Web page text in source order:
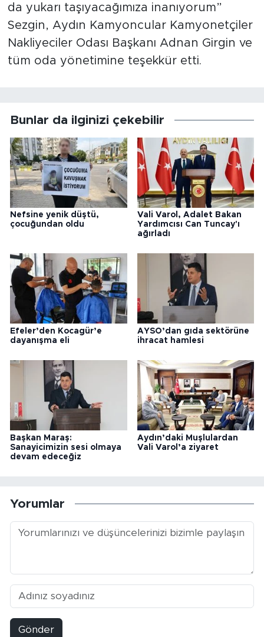
da yukarı taşıyacağımıza inanıyorum”
Sezgin, Aydın Kamyoncular Kamyonetçiler
Nakliyeciler Odası Başkanı Adnan Girgin ve
tüm oda yönetimine teşekkür etti.
Bunlar da ilginizi çekebilir
Nefsine yenik düştü,
çocuğundan oldu
Vali Varol, Adalet Bakan
Yardımcısı Can Tuncay'ı
ağırladı
Efeler’den Kocagür’e
dayanışma eli
AYSO’dan gıda sektörüne
ihracat hamlesi
Başkan Maraş:
Sanayicimizin sesi olmaya
devam edeceğiz
Aydın’daki Muşlulardan
Vali Varol’a ziyaret
Yorumlar
Gönder